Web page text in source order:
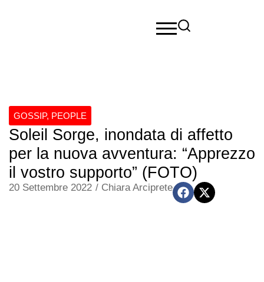
GOSSIP, PEOPLE
Soleil Sorge, inondata di affetto
per la nuova avventura: “Apprezzo
il vostro supporto” (FOTO)
20 Settembre 2022 / Chiara Arciprete